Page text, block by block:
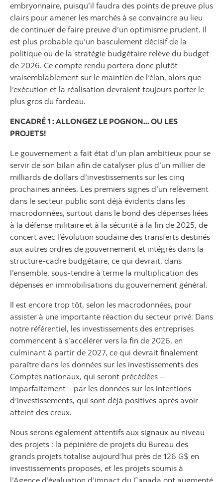
embryonnaire, puisqu’il faudra des points de preuve plus
clairs pour amener les marchés à se convaincre au lieu
de continuer de faire preuve d’un optimisme prudent. Il
est plus probable qu’un basculement décisif de la
politique ou de la stratégie budgétaire relève du budget
de 2026. Ce compte rendu portera donc plutôt
vraisemblablement sur le maintien de l’élan, alors que
l’exécution et la réalisation devraient toujours porter le
plus gros du fardeau.
ENCADRÉ 1 : ALLONGEZ LE POGNON... OU LES
PROJETS!
Le gouvernement a fait état d’un plan ambitieux pour se
servir de son bilan afin de catalyser plus d’un millier de
milliards de dollars d’investissements sur les cinq
prochaines années. Les premiers signes d’un relèvement
dans le secteur public sont déjà évidents dans les
macrodonnées, surtout dans le bond des dépenses liées
à la défense militaire et à la sécurité à la fin de 2025, de
concert avec l’évolution soudaine des transferts destinés
aux autres ordres de gouvernement et intégrés dans la
structure-cadre budgétaire, ce qui devrait, dans
l’ensemble, sous-tendre à terme la multiplication des
dépenses en immobilisations du gouvernement général.
Il est encore trop tôt, selon les macrodonnées, pour
assister à une importante réaction du secteur privé. Dans
notre référentiel, les investissements des entreprises
commencent à s’accélérer vers la fin de 2026, en
culminant à partir de 2027, ce qui devrait finalement
paraître dans les données sur les investissements des
Comptes nationaux, qui seront précédées –
imparfaitement – par les données sur les intentions
d’investissements, qui sont déjà positives après avoir
atteint des creux.
Nous serons également attentifs aux signaux au niveau
des projets : la pépinière de projets du Bureau des
grands projets totalise aujourd’hui près de 126 G$ en
investissements proposés, et les projets soumis à